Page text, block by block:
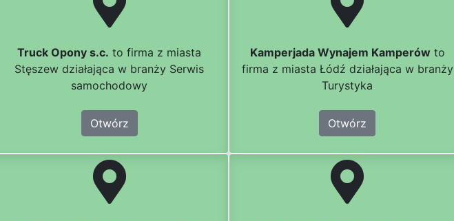
Truck Opony s.c. to firma z miasta
Stęszew działająca w branży Serwis
samochodowy
Otwórz
Kamperjada Wynajem Kamperów to
firma z miasta Łódź działająca w branży
Turystyka
Otwórz